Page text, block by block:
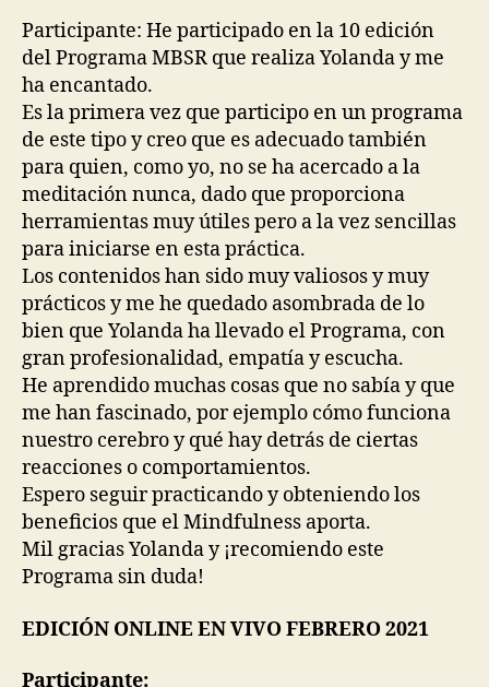
Participante: He participado en la 10 edición
del Programa MBSR que realiza Yolanda y me
ha encantado.
Es la primera vez que participo en un programa
de este tipo y creo que es adecuado también
para quien, como yo, no se ha acercado a la
meditación nunca, dado que proporciona
herramientas muy útiles pero a la vez sencillas
para iniciarse en esta práctica.
Los contenidos han sido muy valiosos y muy
prácticos y me he quedado asombrada de lo
bien que Yolanda ha llevado el Programa, con
gran profesionalidad, empatía y escucha.
He aprendido muchas cosas que no sabía y que
me han fascinado, por ejemplo cómo funciona
nuestro cerebro y qué hay detrás de ciertas
reacciones o comportamientos.
Espero seguir practicando y obteniendo los
beneficios que el Mindfulness aporta.
Mil gracias Yolanda y ¡recomiendo este
Programa sin duda!
EDICIÓN ONLINE EN VIVO FEBRERO 2021
Participante: